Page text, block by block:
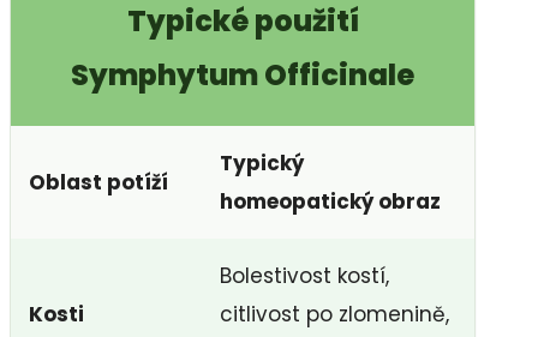
Typické použití
Symphytum Officinale
Oblast potíží
Typický
homeopatický obraz
Kosti
Bolestivost kostí,
citlivost po zlomenině,